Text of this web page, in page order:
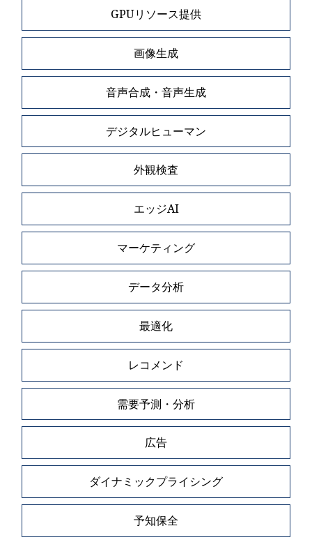
GPUリソース提供
画像生成
音声合成・音声生成
デジタルヒューマン
外観検査
エッジAI
マーケティング
データ分析
最適化
レコメンド
需要予測・分析
広告
ダイナミックプライシング
予知保全